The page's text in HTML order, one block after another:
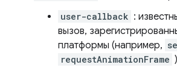
user-callback :
вызов,
платформы (например,
requestAnimationFrame